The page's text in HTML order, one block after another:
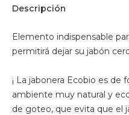
Descripción
Elemento indispensable
permitirá dejar su jabón
¡ La jabonera Ecobio es de
ambiente muy natural y
de goteo, que evita que el